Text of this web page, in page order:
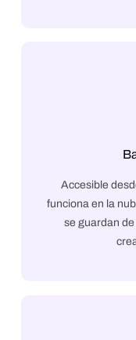
Accesible
funciona en la
se guardan